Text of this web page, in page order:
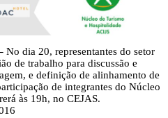
No dia 20, representantes do setor
de trabalho para discussão e
e definição de alinhamento de
de integrantes do Núcleo
às 19h, no CEJAS.